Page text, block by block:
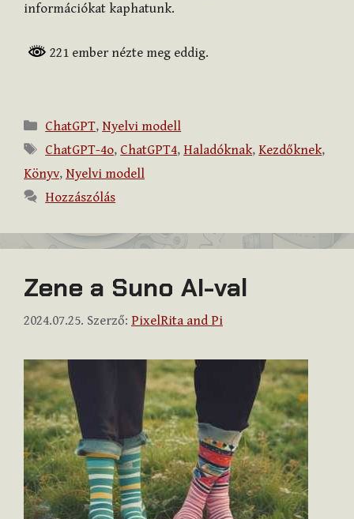
információkat kaphatunk.
221 ember nézte meg eddig.
Kategória
ChatGPT, Nyelvi modell
Címkék
ChatGPT-4o, ChatGPT4, Haladóknak, Kezdőknek,
Könyv, Nyelvi modell
Hozzászólás
Zene a Suno AI-val
2024.07.25. Szerző: PixelRita and Pi